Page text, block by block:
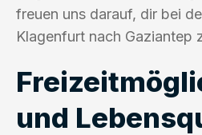
freuen uns darauf, dir bei
Klagenfurt nach Gaziantep
und